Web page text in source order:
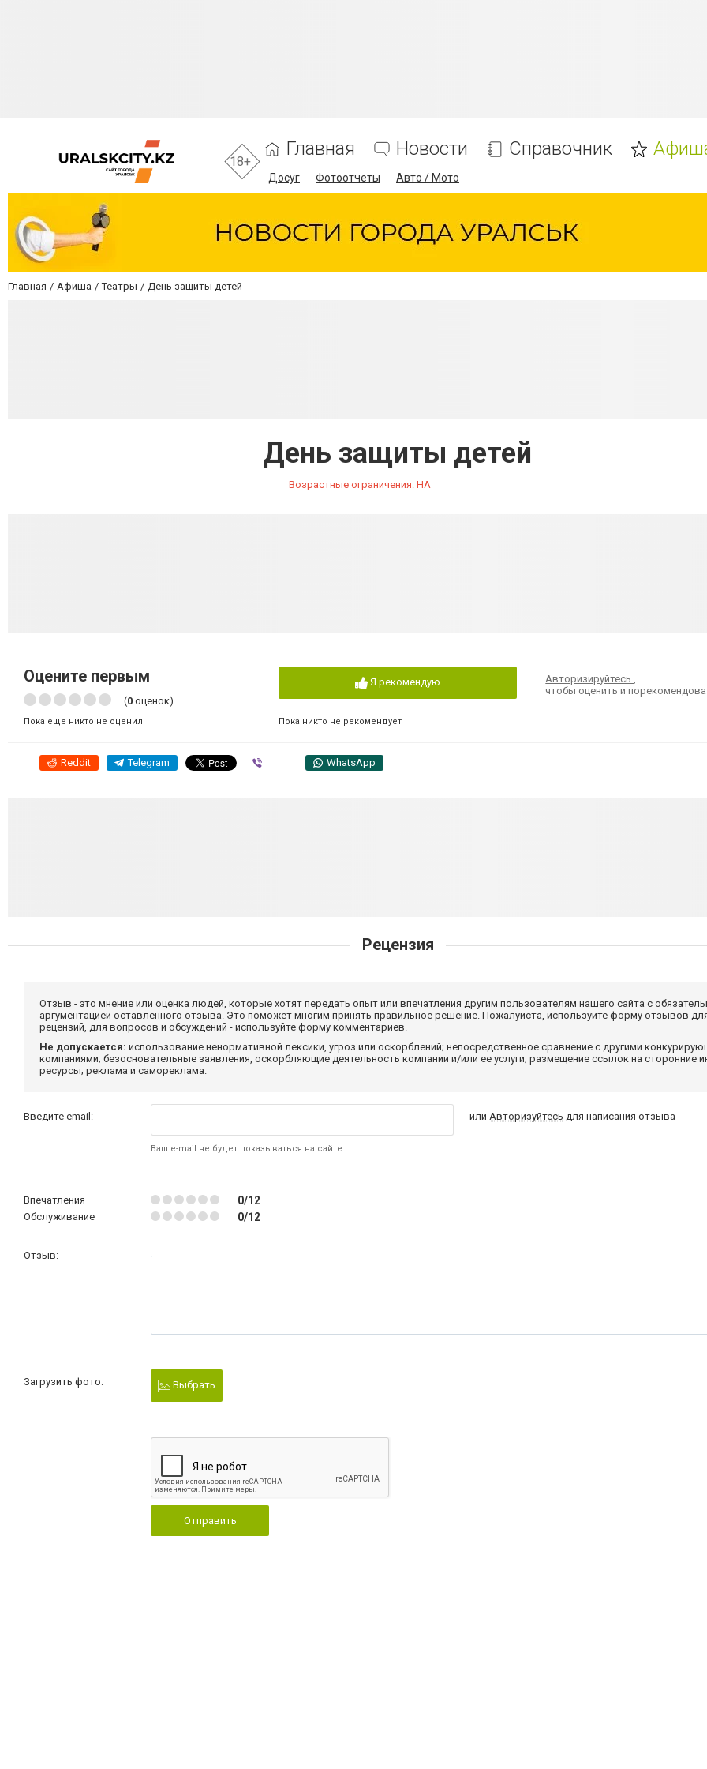
18+
Главная Новости Справочник
Досуг Фотоотчеты Авто / Мото
Главная Афиша Театры День защиты детей
День защиты детей
Возрастные ограничения: НА
Оцените первым
(0 оценок)
Пока еще никто не оценил
Я рекомендую
Пока никто не рекомендует
Авторизируйтесь,
чтобы оценить и
Reddit Telegram WhatsApp
Рецензия
Отзыв - это мнение или оценка людей, которые хотят передать опыт или впечатления другим пользователям нашего сайта с
аргументацией оставленного отзыва. Это поможет многим принять правильное решение. Пожалуйста, используйте форму отзывов
рецензий, для вопросов и обсуждений - используйте форму комментариев.
Не допускается: использование ненормативной лексики, угроз или оскорблений; непосредственное сравнение с другими
компаниями; безосновательные заявления, оскорбляющие деятельность компании и/или ее услуги; размещение ссылок на сторонние
ресурсы; реклама и самореклама.
Введите email:
Ваш e-mail не будет показываться на сайте
или Авторизуйтесь для написания отзыва
Впечатления 0/12
Обслуживание 0/12
Отзыв:
Загрузить фото: Выбрать
Отправить